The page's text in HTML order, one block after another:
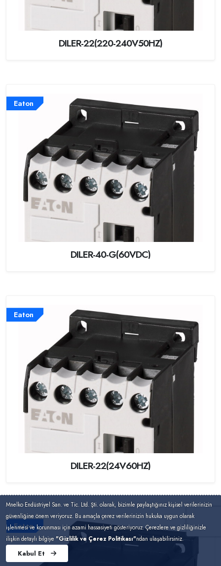
DILER-22(220-240V50HZ)
Eaton
DILER-40-G(60VDC)
Eaton
DILER-22(24V60HZ)
Eaton
Mnelko Endüstriyel San. ve Tic. Ltd. Şti. olarak, bizimle paylaştığınız kişisel verilerinizin
güvenliğine önem veriyoruz. Bu amaçla çerez verilerinizin hukuka uygun olarak
işlenmesi ve korunması için azami hassasiyeti gösteriyoruz. Çerezlere ve gizliliğinizle
ilişkin detaylı bilgiye "Gizlilik ve Çerez Politikası"ndan ulaşabilirsiniz.
Kabul Et